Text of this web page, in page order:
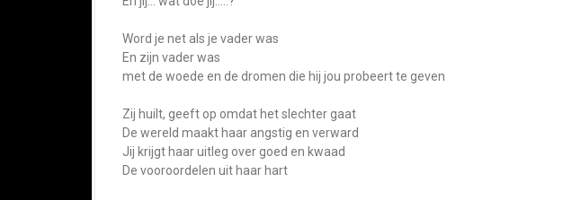
Word je net als je vader was
En zijn vader was
met de woede en de dromen die hij jou probeert te geven
Zij huilt, geeft op omdat het slechter gaat
De wereld maakt haar angstig en verward
Jij krijgt haar uitleg over goed en kwaad
De vooroordelen uit haar hart